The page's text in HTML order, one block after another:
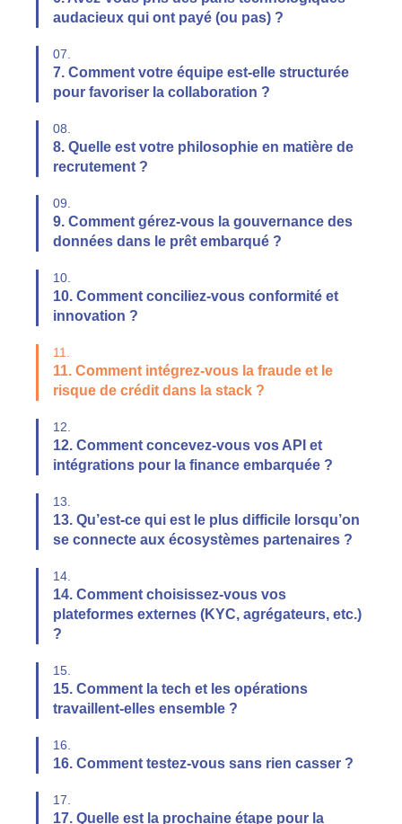
audacieux qui ont payé (ou pas) ?
07.
7. Comment votre équipe est-elle structurée
pour favoriser la collaboration ?
08.
8. Quelle est votre philosophie en matière de
recrutement ?
09.
9. Comment gérez-vous la gouvernance des
données dans le prêt embarqué ?
10.
10. Comment conciliez-vous conformité et
innovation ?
11.
11. Comment intégrez-vous la fraude et le
risque de crédit dans la stack ?
12.
12. Comment concevez-vous vos API et
intégrations pour la finance embarquée ?
13.
13. Qu’est-ce qui est le plus difficile lorsqu’on
se connecte aux écosystèmes partenaires ?
14.
14. Comment choisissez-vous vos
plateformes externes (KYC, agrégateurs, etc.)
?
15.
15. Comment la tech et les opérations
travaillent-elles ensemble ?
16.
16. Comment testez-vous sans rien casser ?
17.
17. Quelle est la prochaine étape pour la